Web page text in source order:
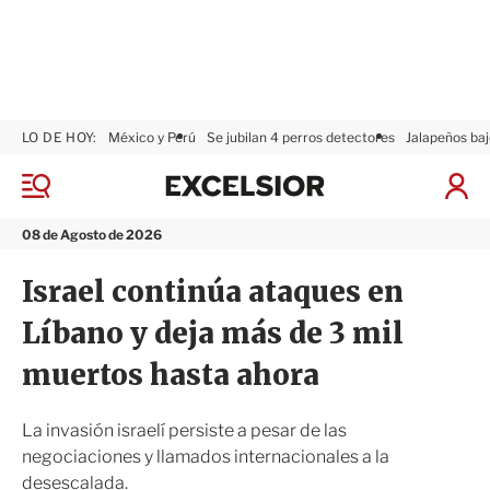
M
n
08 de Agosto de 2026
LO DE HOY: México y Perú Se jubilan 4 perros detectores Jalapeños
I
x
i
o
Israel continúa ataques en
Líbano y deja más de 3 mil
muertos hasta ahora
La invasión israelí persiste a pesar de las
negociaciones y llamados internacionales a la
desescalada.